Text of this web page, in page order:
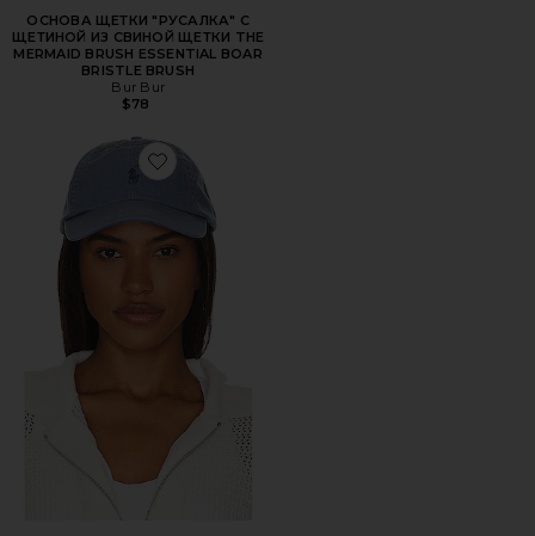
ОСНОВА ЩЕТКИ "РУСАЛКА" С
ЩЕТИНОЙ ИЗ СВИНОЙ ЩЕТКИ THE
MERMAID BRUSH ESSENTIAL BOAR
BRISTLE BRUSH
Bur Bur
$78
Favorite ШЛЯПА